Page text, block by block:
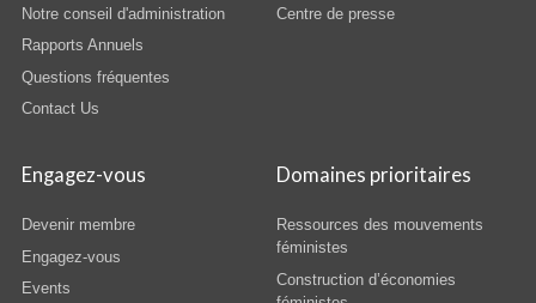
Notre conseil d'administration
Rapports Annuels
Questions fréquentes
Contact Us
Centre de presse
Engagez-vous
Devenir membre
Engagez-vous
Events
Domaines prioritaires
Ressources des mouvements
féministes
Construction d’économies